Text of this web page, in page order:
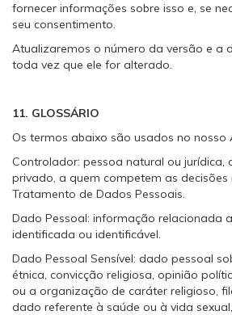
fornecer informações sobre isso e, se
seu consentimento.
Atualizaremos o número da versão e a
toda vez que ele for alterado.
11. GLOSSÁRIO
Os termos abaixo são usados no nosso
Controlador: pessoa natural ou jurídica,
privado, a quem competem as decisões
Tratamento de Dados Pessoais.
Dado Pessoal: informação relacionada
identificada ou identificável.
Dado Pessoal Sensível: dado pessoal
étnica, convicção religiosa, opinião
ou a organização de caráter religioso,
dado referente à saúde ou à vida